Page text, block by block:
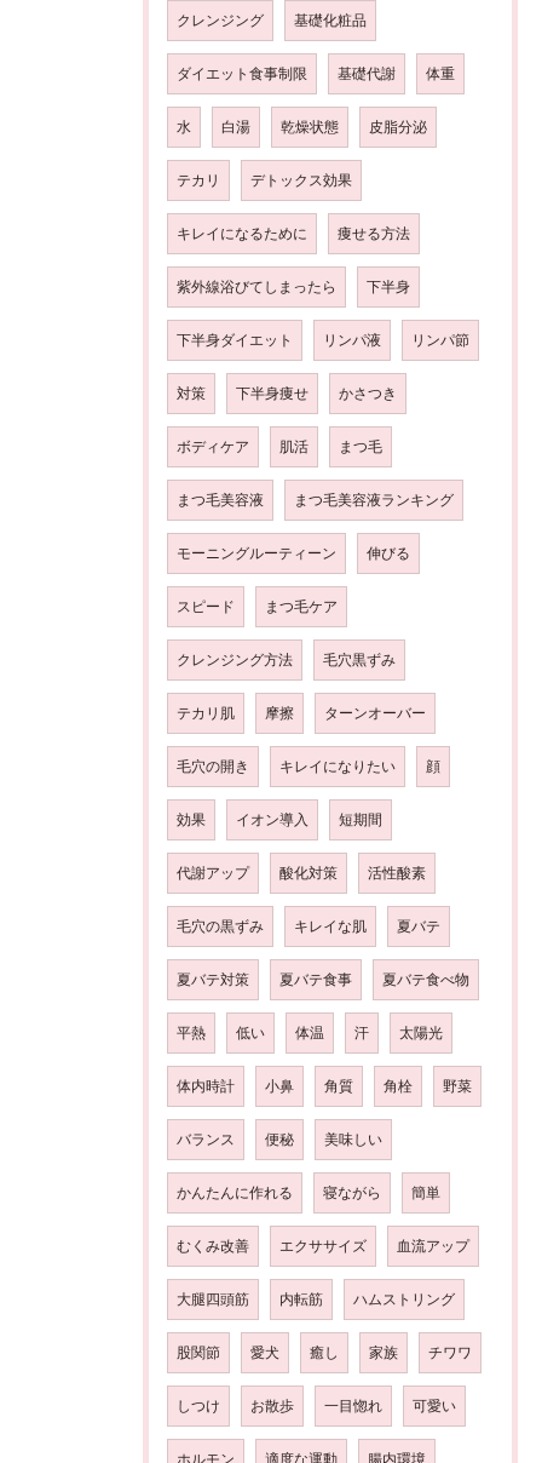
クレンジング 基礎化粧品
ダイエット食事制限 基礎代謝 体重
水 白湯 乾燥状態 皮脂分泌
テカリ デトックス効果
キレイになるために 痩せる方法
紫外線浴びてしまったら 下半身
下半身ダイエット リンパ液 リンパ節
対策 下半身痩せ かさつき
ボディケア 肌活 まつ毛
まつ毛美容液 まつ毛美容液ランキング
モーニングルーティーン 伸びる
スピード まつ毛ケア
クレンジング方法 毛穴黒ずみ
テカリ肌 摩擦 ターンオーバー
毛穴の開き キレイになりたい 顔
効果 イオン導入 短期間
代謝アップ 酸化対策 活性酸素
毛穴の黒ずみ キレイな肌 夏バテ
夏バテ対策 夏バテ食事 夏バテ食べ物
平熱 低い 体温 汗 太陽光
体内時計 小鼻 角質 角栓 野菜
バランス 便秘 美味しい
かんたんに作れる 寝ながら 簡単
むくみ改善 エクササイズ 血流アップ
大腿四頭筋 内転筋 ハムストリング
股関節 愛犬 癒し 家族 チワワ
しつけ お散歩 一目惚れ 可愛い
ホルモン 適度な運動 腸内環境